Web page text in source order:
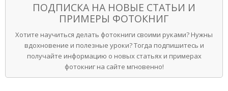
ПОДПИСКА НА НОВЫЕ СТАТЬИ И
ПРИМЕРЫ ФОТОКНИГ
Хотите научиться делать фотокниги своими руками? Нужны
вдохновение и полезные уроки? Тогда подпишитесь и
получайте информацию о новых статьях и примерах
фотокниг на сайте мгновенно!